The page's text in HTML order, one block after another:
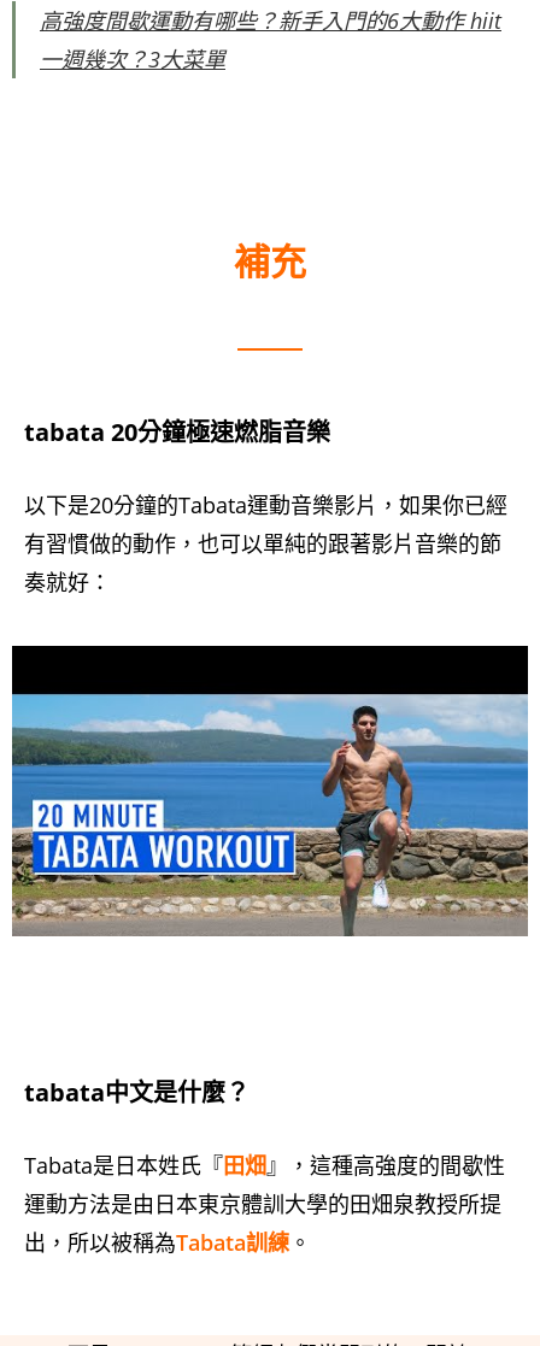
高強度間歇運動有哪些？新手入門的6大動作 hiit
一週幾次？3大菜單
補充
tabata 20分鐘極速燃脂音樂
以下是20分鐘的Tabata運動音樂影片，如果你已經
有習慣做的動作，也可以單純的跟著影片音樂的節
奏就好：
tabata中文是什麼？
Tabata是日本姓氏『田畑』，這種高強度的間歇性
運動方法是由日本東京體訓大學的田畑泉教授所提
出，所以被稱為Tabata訓練 。